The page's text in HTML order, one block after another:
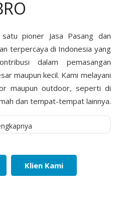
satu pioner Jasa Pasang dan
terpercaya di Indonesia yang
dalam pemasangan
maupun kecil. Kami melayani
maupun outdoor, seperti di
dan tempat-tempat lainnya.
Klien Kami